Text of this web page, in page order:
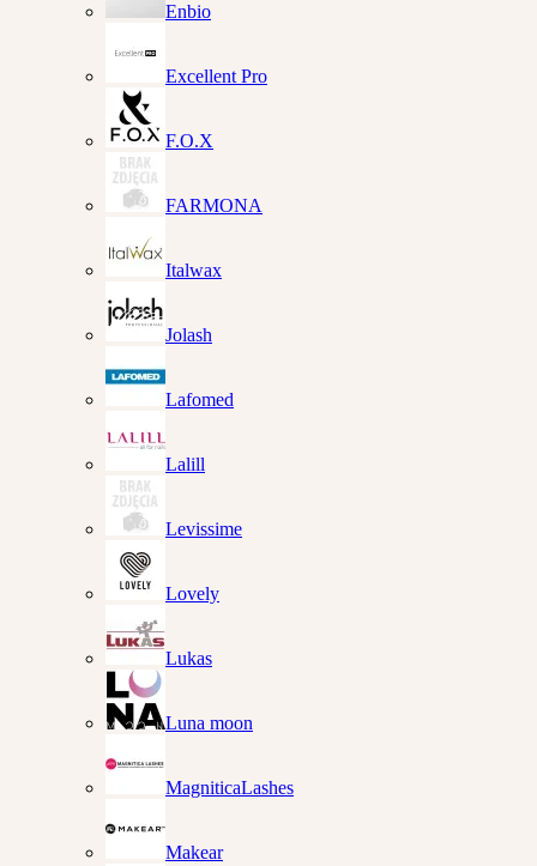
Enbio
Excellent Pro
F.O.X
FARMONA
Italwax
Jolash
Lafomed
Lalill
Levissime
Lovely
Lukas
Luna moon
MagniticaLashes
Makear